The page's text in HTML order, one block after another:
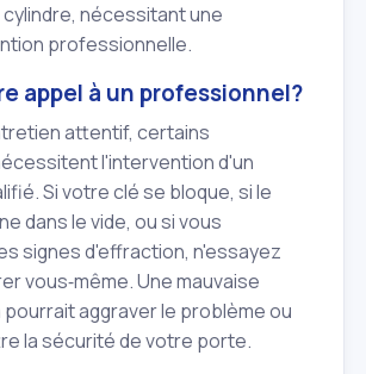
cylindre, nécessitant une
professionnelle.
appel à un professionnel?
attentif, certains
l'intervention d'un
Si votre clé se bloque, si le
dans le vide, ou si vous
signes d'effraction, n'essayez
vous‑même. Une mauvaise
aggraver le problème ou
la sécurité de votre porte.